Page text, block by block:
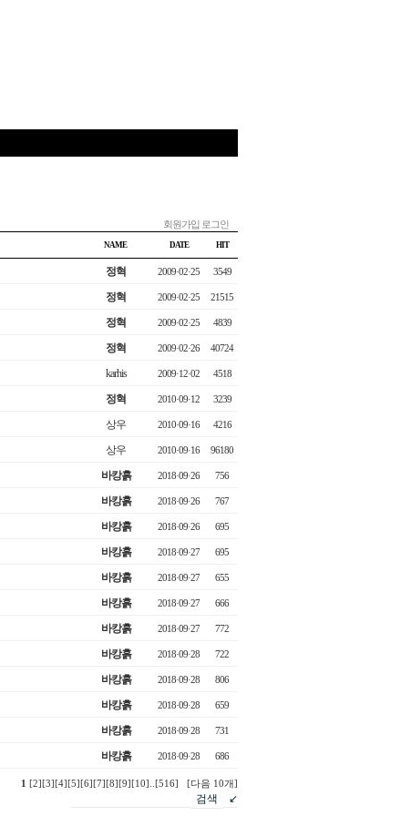
회원가입 로그인
NAME DATE HIT
정혁 2009·02·25 3549
정혁 2009·02·25 21515
정혁 2009·02·25 4839
정혁 2009·02·26 40724
karhis 2009·12·02 4518
정혁 2010·09·12 3239
상우 2010·09·16 4216
상우 2010·09·16 96180
바캉흙 2018·09·26 756
바캉흙 2018·09·26 767
바캉흙 2018·09·26 695
바캉흙 2018·09·27 695
바캉흙 2018·09·27 655
바캉흙 2018·09·27 666
바캉흙 2018·09·27 772
바캉흙 2018·09·28 722
바캉흙 2018·09·28 806
바캉흙 2018·09·28 659
바캉흙 2018·09·28 731
바캉흙 2018·09·28 686
1 [2] [3] [4] [5] [6] [7] [8] [9] [10] [516] [다음 10개]